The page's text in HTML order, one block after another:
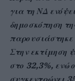
για τη ΝΔ
δημοσκόπηση
παρουσιάστηκε
Στην εκτίμηση
στο 32,3%, ενώ